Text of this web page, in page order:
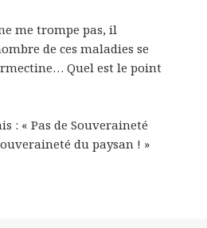
me trompe pas, il
de ces maladies se
Quel est le point
: « Pas de Souveraineté
du paysan ! »